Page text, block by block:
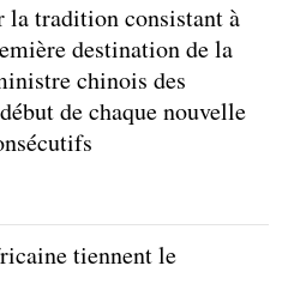
la tradition consistant à
destination de la
chinois des
de chaque nouvelle
tiennent le